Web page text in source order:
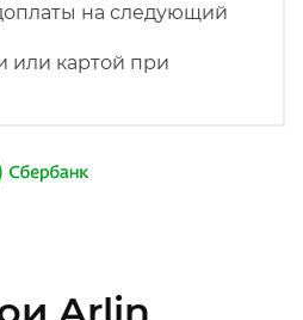
на следующий
или картой при